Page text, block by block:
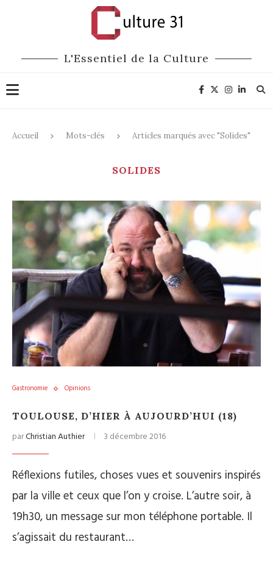
L'Essentiel de la Culture
Accueil Mots-clés Articles marqués avec "Solides"
SOLIDES
Gastronomie Opinions
TOULOUSE, D’HIER À AUJOURD’HUI (18)
parChristian Authier 3 décembre 2016
Réflexions futiles, choses vues et souvenirs inspirés
par la ville et ceux que l’on y croise. L’autre soir, à
19h30, un message sur mon téléphone portable. Il
s’agissait du restaurant…